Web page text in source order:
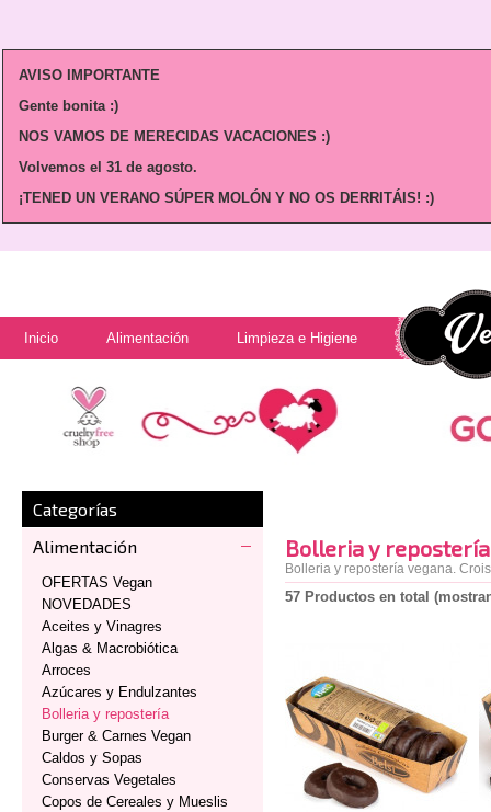
AVISO IMPORTANTE
Gente bonita :)
NOS VAMOS DE MERECIDAS VACACIONES :)
Volvemos el 31 de agosto.
¡TENED UN VERANO SÚPER MOLÓN Y NO OS DERRITÁIS! :)
Inicio Alimentación Limpieza e Higiene
Categorías
Alimentación
OFERTAS Vegan
NOVEDADES
Aceites y Vinagres
Algas & Macrobiótica
Arroces
Azúcares y Endulzantes
Bolleria y repostería
Burger & Carnes Vegan
Caldos y Sopas
Conservas Vegetales
Copos de Cereales y Mueslis
Bolleria y repostería
Bolleria y repostería vegana.
57 Productos en total